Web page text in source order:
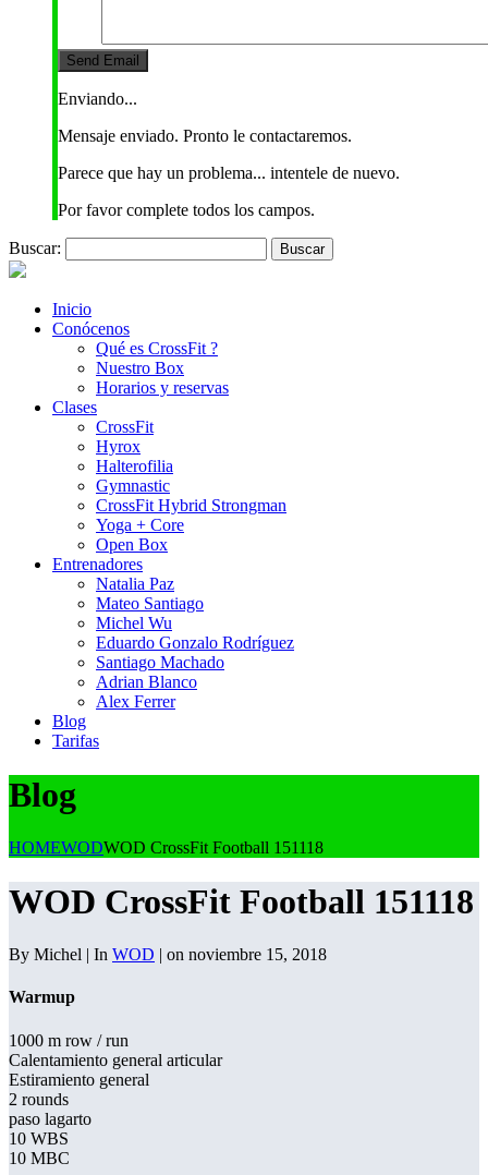
Enviando...
Mensaje enviado. Pronto le contactaremos.
Parece que hay un problema... intentele de nuevo.
Por favor complete todos los campos.
Buscar:
Inicio
Conócenos
Qué es CrossFit ?
Nuestro Box
Horarios y reservas
Clases
CrossFit
Hyrox
Halterofilia
Gymnastic
CrossFit Hybrid Strongman
Yoga + Core
Open Box
Entrenadores
Natalia Paz
Mateo Santiago
Michel Wu
Eduardo Gonzalo Rodríguez
Santiago Machado
Adrian Blanco
Alex Ferrer
Blog
Tarifas
Blog
HOMEWODWOD CrossFit Football 151118
WOD CrossFit Football 151118
By Michel | In WOD | on noviembre 15, 2018
Warmup
1000 m row / run
Calentamiento general articular
Estiramiento general
2 rounds
paso lagarto
10 WBS
10 MBC